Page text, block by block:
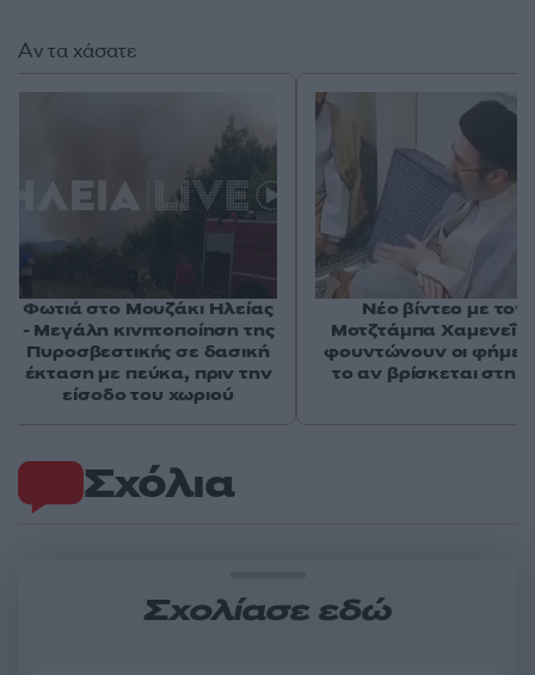
Σχόλια
Σχολίασε εδώ
Αν τα χάσατε
Φωτιά στο Μουζάκι Ηλείας
- Μεγάλη κινητοποίηση της
Πυροσβεστικής σε δασική
έκταση με πεύκα, πριν την
είσοδο του χωριού
Νέο βίντεο με τον
Μοτζτάμπα Χαμενεΐ
φουντώνουν οι φήμες
το αν βρίσκεται στη